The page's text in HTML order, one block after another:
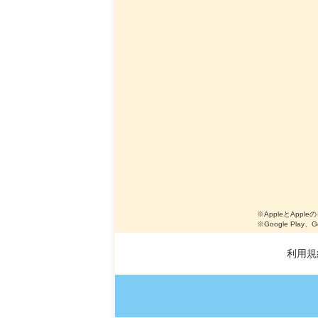
※AppleとAppleの
※Google Play、
利用